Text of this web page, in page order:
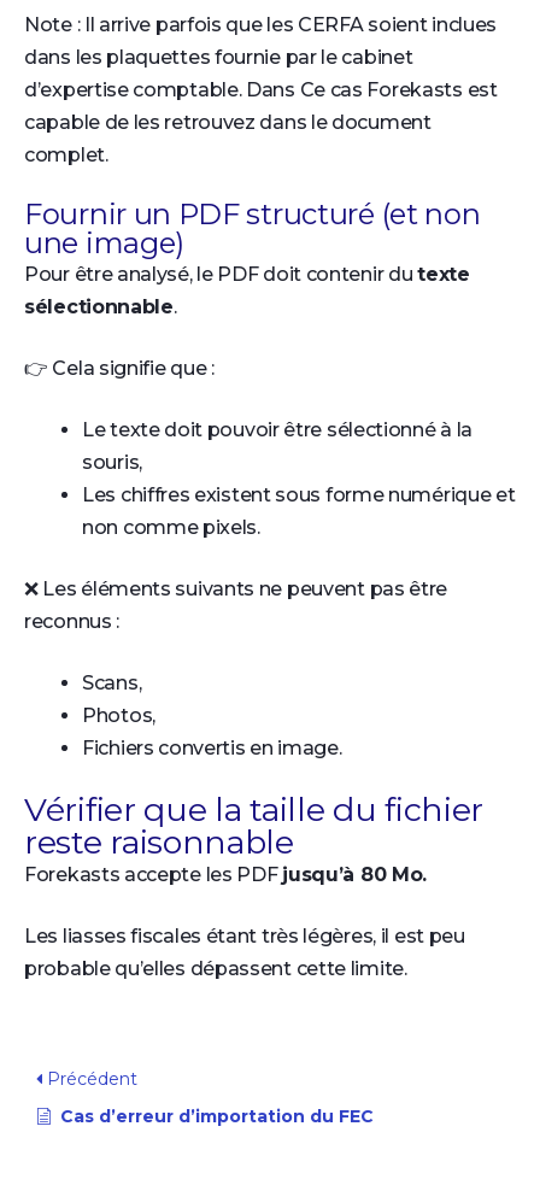
Note : Il arrive parfois que les CERFA soient inclues
dans les plaquettes fournie par le cabinet
d’expertise comptable. Dans Ce cas Forekasts est
capable de les retrouvez dans le document
complet.
Fournir un PDF structuré (et non
une image)
Pour être analysé, le PDF doit contenir dutexte
sélectionnable.
👉 Cela signifie que :
Le texte doit pouvoir être sélectionné à la
souris,
Les chiffres existent sous forme numérique et
non comme pixels.
❌ Les éléments suivants ne peuvent pas être
reconnus :
Scans,
Photos,
Fichiers convertis en image.
Vérifier que la taille du fichier
reste raisonnable
Forekasts accepte les PDF jusqu’à 80 Mo.
Les liasses fiscales étant très légères, il est peu
probable qu’elles dépassent cette limite.
Précédent
Cas d’erreur d’importation du FEC